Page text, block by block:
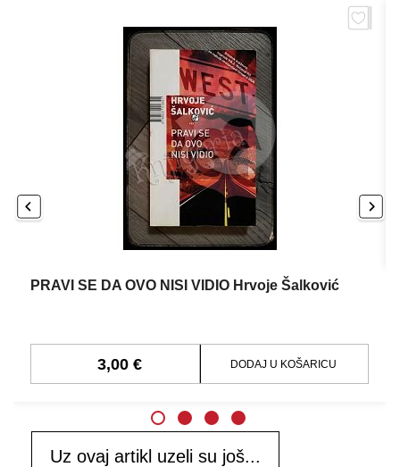
PRAVI SE DA OVO NISI VIDIO Hrvoje Šalković
3,00 € DODAJ U KOŠARICU
Uz ovaj artikl uzeli su još...